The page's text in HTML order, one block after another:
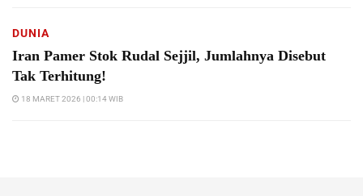
DUNIA
Iran Pamer Stok Rudal Sejjil, Jumlahnya Disebut
Tak Terhitung!
18 MARET 2026 | 00:14 WIB